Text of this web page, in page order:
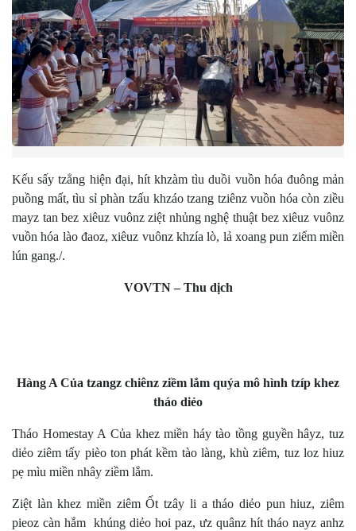
Kếu sấy tzẳng hiện đại, hít khzàm tìu duồi vuồn hóa đuông mản
puồng mất, tìu sỉ phàn tzấu khzáo tzang tziênz vuồn hóa còn ziều
mayz tan bez xiêuz vuônz ziệt nhủng nghệ thuật bez xiêuz vuônz
vuồn hóa lào đaoz, xiêuz vuônz khzía lò, lả xoang pun ziểm miền
lún gang./.
VOVTN – Thu dịch
Hàng A Của tzangz chiênz ziềm lắm quýa mô hình tzíp khez
tháo diẻo
Tháo Homestay A Của khez miền háy tào tồng guyền hâyz, tuz
diẻo ziêm tấy pièo ton phát kềm tào làng, khù ziêm, tuz loz hiuz
pẹ mìu miền nhây ziềm lắm.
Ziệt làn khez miền ziêm Ốt tzây li a tháo diẻo pun hiuz, ziêm
pieoz càn hắm khúng diẻo hoi paz, ưz quânz hít tháo nayz anhz